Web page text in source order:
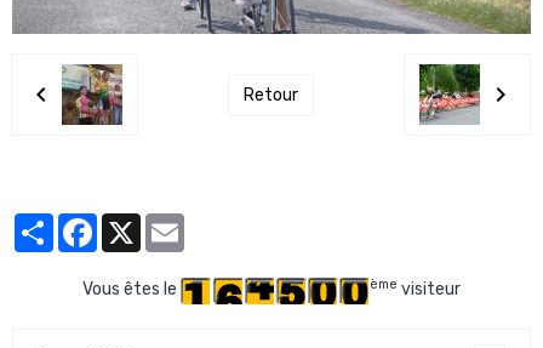
Retour
PartagerFacebook
X
Vous êtes le ème visiteur